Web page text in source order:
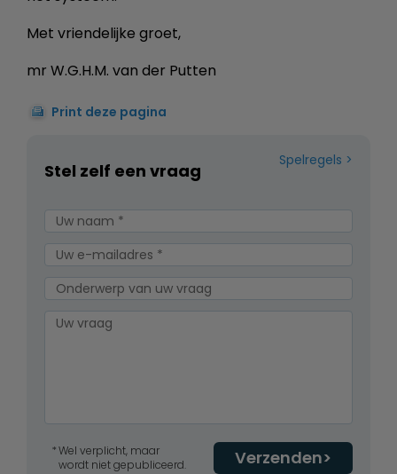
Met vriendelijke groet,
mr W.G.H.M. van der Putten
Print deze pagina
Spelregels
Stel zelf een vraag
Verzenden
Wel verplicht, maar
wordt niet gepubliceerd.